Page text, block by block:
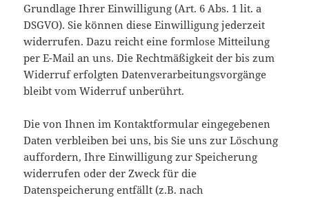
Grundlage Ihrer Einwilligung (Art. 6 Abs. 1 lit. a
DSGVO). Sie können diese Einwilligung jederzeit
widerrufen. Dazu reicht eine formlose Mitteilung
per E-Mail an uns. Die Rechtmäßigkeit der bis zum
Widerruf erfolgten Datenverarbeitungsvorgänge
bleibt vom Widerruf unberührt.
Die von Ihnen im Kontaktformular eingegebenen
Daten verbleiben bei uns, bis Sie uns zur Löschung
auffordern, Ihre Einwilligung zur Speicherung
widerrufen oder der Zweck für die
Datenspeicherung entfällt (z.B. nach